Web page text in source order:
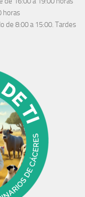
horas
de 8:00 a 15:00. Tardes